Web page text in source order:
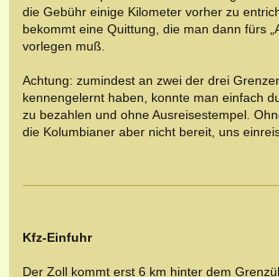
die Gebühr einige Kilometer vorher zu
bekommt eine Quittung, die man dann fürs
vorlegen muß.
Achtung: zumindest an zwei der drei
kennengelernt haben, konnte man einfach
zu bezahlen und ohne Ausreisestempel.
die Kolumbianer aber nicht bereit, uns
Kfz-Einfuhr
Der Zoll kommt erst 6 km hinter dem